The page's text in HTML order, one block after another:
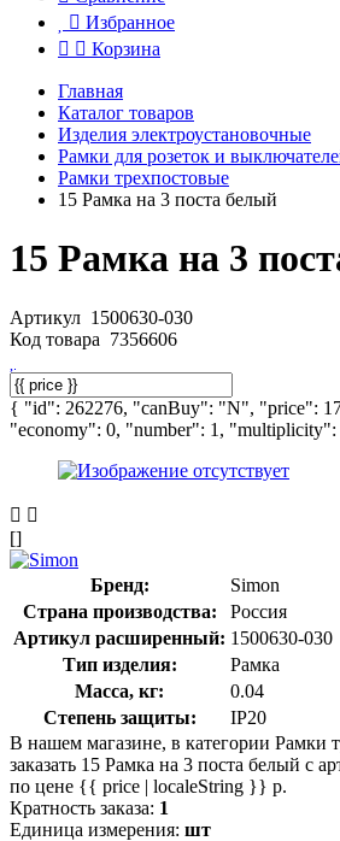
Избранное
Корзина
Главная
Каталог товаров
Изделия электроустановочные
Рамки для розеток и
Рамки трехпостовые
15 Рамка на 3 поста белый
15 Рамка на 3
Артикул 1500630-030
Код товара 7356606
{ "id": 262276, "canBuy": "N", "price":
"economy": 0, "number": 1,
[]
Бренд:
Simon
Страна производства:
Россия
Артикул расширенный: 1500630-030
Тип изделия:
Рамка
Масса, кг:
0.04
Степень защиты:
IP20
В нашем магазине, в категории Рамки
заказать 15 Рамка на 3 поста белый с
по цене {{ price | localeString }} р.
Кратность заказа: 1
Единица измерения: шт